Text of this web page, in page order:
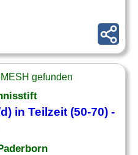
gefunden
in Teilzeit (50-70) -